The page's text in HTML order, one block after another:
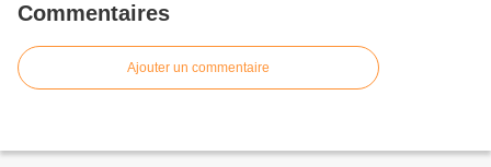
Commentaires
Ajouter un commentaire